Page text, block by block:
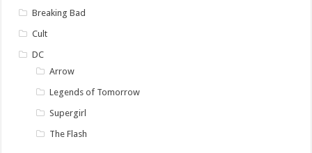
Breaking Bad
Cult
DC
Arrow
Legends of Tomorrow
Supergirl
The Flash